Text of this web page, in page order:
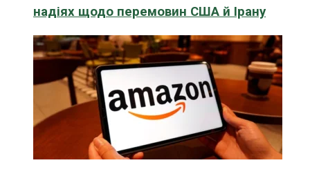
надіях щодо перемовин США й Ірану